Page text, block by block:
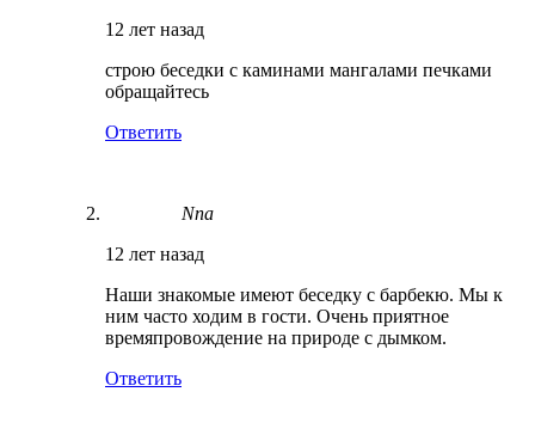
12 лет назад
строю беседки с каминами мангалами печками
обращайтесь
Ответить
Nna
12 лет назад
Наши знакомые имеют беседку с барбекю. Мы к
ним часто ходим в гости. Очень приятное
времяпровождение на природе с дымком.
Ответить